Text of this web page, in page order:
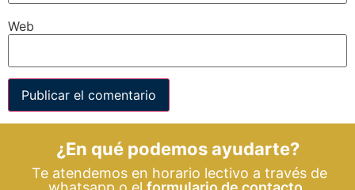
Web
¿En qué podemos ayudarte?
Te atendemos en horario lectivo a través de